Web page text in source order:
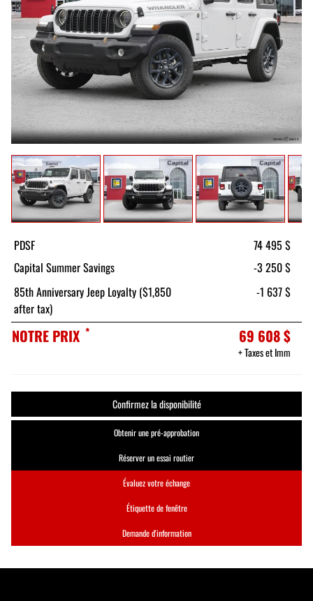
Obtenir une pré-approbation
Réserver un essai routier
Évaluez votre échange
Étiquette de fenêtre
Demande d'information
PDSF
74 495 $
Capital Summer Savings
-3 250 $
85th Anniversary Jeep Loyalty ($1,850
after tax)
-1 637 $
NOTRE PRIX * 69 608 $
+ Taxes et Imm
Confirmez la disponibilité